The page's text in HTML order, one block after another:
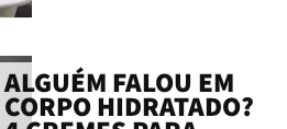
ALGUÉM FALOU EM
CORPO HIDRATADO?